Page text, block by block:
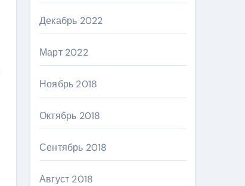
Декабрь 2022
Март 2022
Ноябрь 2018
Октябрь 2018
Сентябрь 2018
Август 2018